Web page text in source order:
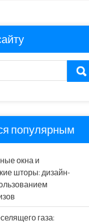
популярным
окна и
шторы: дизайн-
газа: